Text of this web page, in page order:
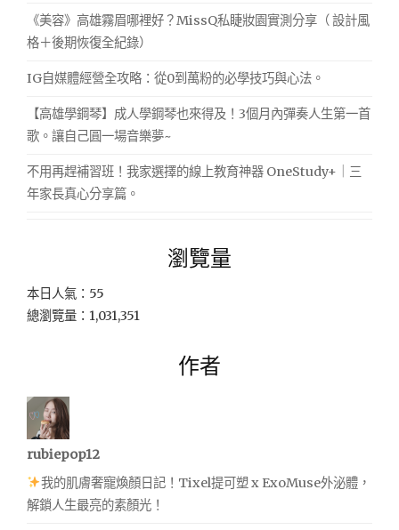
《美容》高雄霧眉哪裡好？MissQ私睫妝園實測分享（ 設計風
格＋後期恢復全紀錄）
IG自媒體經營全攻略：從0到萬粉的必學技巧與心法。
【高雄學鋼琴】成人學鋼琴也來得及！3個月內彈奏人生第一首
歌。讓自己圓一場音樂夢~
不用再趕補習班！我家選擇的線上教育神器 OneStudy+｜三
年家長真心分享篇。
瀏覽量
本日人氣：55
總瀏覽量：1,031,351
作者
rubiepop12
我的肌膚奢寵煥顏日記！Tixel提可塑 x ExoMuse外泌體，
解鎖人生最亮的素顏光！